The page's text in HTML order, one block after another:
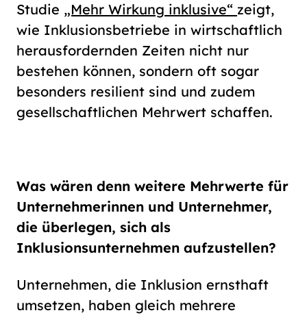
Studie „Mehr Wirkung inklusive“ zeigt,
wie Inklusionsbetriebe in wirtschaftlich
herausfordernden Zeiten nicht nur
bestehen können, sondern oft sogar
besonders resilient sind und zudem
gesellschaftlichen Mehrwert schaffen.
Was wären denn weitere Mehrwerte für
Unternehmerinnen und Unternehmer,
die überlegen, sich als
Inklusionsunternehmen aufzustellen?
Unternehmen, die Inklusion ernsthaft
umsetzen, haben gleich mehrere